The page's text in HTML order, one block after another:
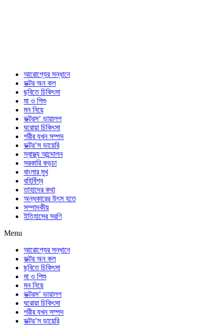
আরোগ্যের সন্ধানে
ডক্টর অন কল
ছবিতে চিকিৎসা
মা ও শিশু
মন নিয়ে
ডক্টরস’ ডায়ালগ
ঘরোয়া চিকিৎসা
শরীর যখন সম্পদ
ডক্টর’স ডায়েরি
স্বাস্থ্য আন্দোলন
সরকারি কড়চা
বাংলার মুখ
বহির্বিশ্ব
তাহাদের কথা
অন্ধকারের উৎস হতে
সম্পাদকীয়
ইতিহাসের সরণি
Menu
আরোগ্যের সন্ধানে
ডক্টর অন কল
ছবিতে চিকিৎসা
মা ও শিশু
মন নিয়ে
ডক্টরস’ ডায়ালগ
ঘরোয়া চিকিৎসা
শরীর যখন সম্পদ
ডক্টর’স ডায়েরি